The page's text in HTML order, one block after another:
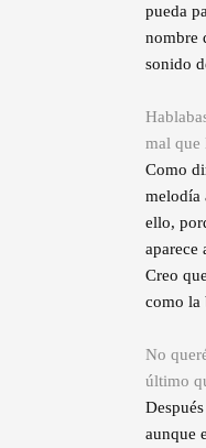
pueda
nombre
sonido
mal que
Como
melodía
ello,
aparece
Creo
como la
No
último
aunque